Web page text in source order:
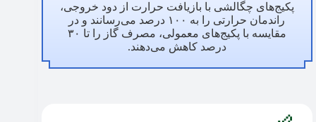
پکیج‌های چگالشی با بازیافت حرارت از دود خروجی،
راندمان حرارتی را به ۱۰۰ درصد می‌رسانند و در
مقایسه با پکیج‌های معمولی، مصرف گاز را تا ۳۰
درصد کاهش می‌دهند.